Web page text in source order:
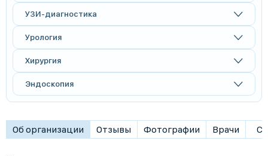
УЗИ-диагностика
Урология
Хирургия
Эндоскопия
Об организации Отзывы Фотографии Врачи